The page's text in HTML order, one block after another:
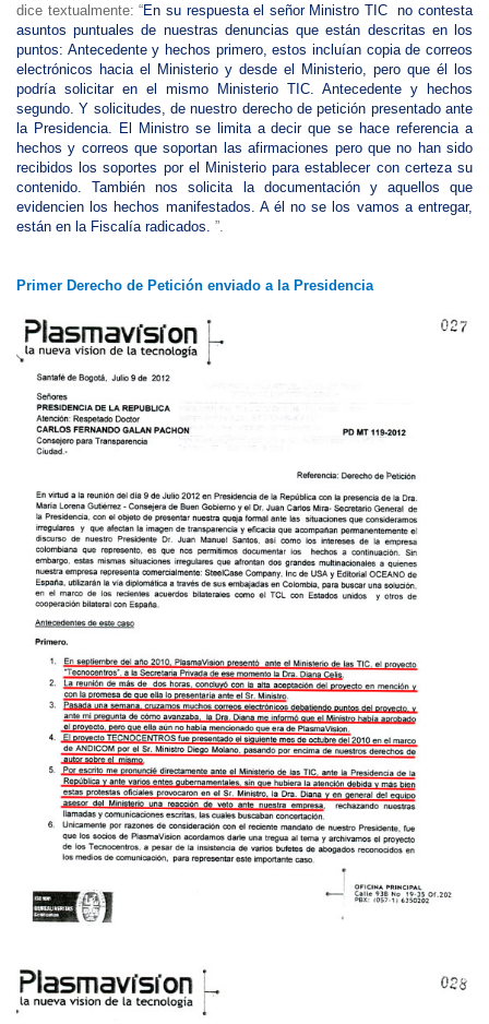
dice textualmente: “En su respuesta el señor Ministro TIC no contesta
asuntos puntuales de nuestras denuncias que están descritas en los
puntos: Antecedente y hechos primero, estos incluían copia de correos
electrónicos hacia el Ministerio y desde el Ministerio, pero que él los
podría solicitar en el mismo Ministerio TIC. Antecedente y hechos
segundo. Y solicitudes, de nuestro derecho de petición presentado ante
la Presidencia. El Ministro se limita a decir que se hace referencia a
hechos y correos que soportan las afirmaciones pero que no han sido
recibidos los soportes por el Ministerio para establecer con certeza su
contenido. También nos solicita la documentación y aquellos que
evidencien los hechos manifestados. A él no se los vamos a entregar,
están en la Fiscalía radicados. ”.
Primer Derecho de Petición enviado a la Presidencia